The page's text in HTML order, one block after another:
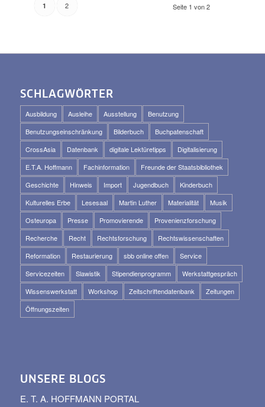
Seite 1 von 2
1 2
SCHLAGWÖRTER
Ausbildung Ausleihe Ausstellung
Benutzung
Benutzungseinschränkung
Bilderbuch
Buchpatenschaft
CrossAsia
Datenbank digitale Lektüretipps
Digitalisierung
E.T.A. Hoffmann
Fachinformation
Freunde der Staatsbibliothek
Geschichte
Hinweis Import Jugendbuch
Kinderbuch
Kulturelles Erbe
Lesesaal Martin Luther Materialität
Musik
Osteuropa
Presse Promovierende
Provenienzforschung
Recherche
Recht Rechtsforschung
Rechtswissenschaften
Reformation
Restaurierung sbb online offen
Service
Servicezeiten
Slawistik Stipendienprogramm
Werkstattgespräch
Wissenswerkstatt
Workshop Zeitschriftendatenbank
Zeitungen
Öffnungszeiten
UNSERE BLOGS
E. T. A. HOFFMANN PORTAL